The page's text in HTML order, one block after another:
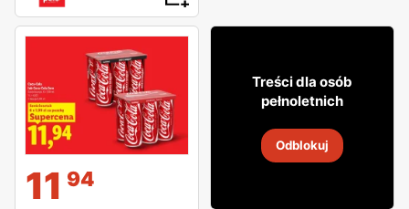
11 94
99
14 sie 2026
Treści dla osób
pełnoletnich
Odblokuj